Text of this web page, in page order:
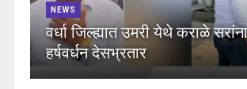
NEWS
वर्धा जिल्ह्यात उमरी येथे कराळे
हर्षवर्धन देसभ्रतार